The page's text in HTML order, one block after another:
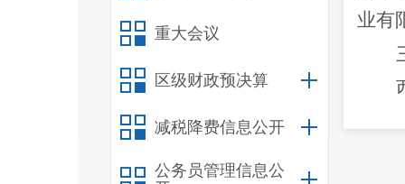
重大会议
区级财政预决算
减税降费信息公开
公务员管理信息公
业有